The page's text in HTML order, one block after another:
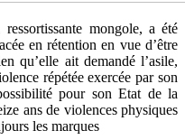
mongole, a été
en rétention en vue d’être
qu’elle ait demandé l’asile,
répétée exercée par son
pour son Etat de la
ans de violences physiques
les marques